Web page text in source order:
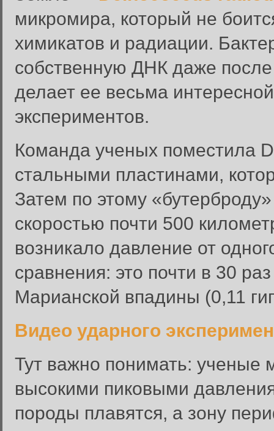
микромира, который не
химикатов и радиации.
собственную ДНК даже
делает ее весьма
экспериментов.
Команда ученых поместила
стальными пластинами,
Затем по этому
скоростью почти 500
возникало давление от
сравнения: это почти в 30
Марианской впадины (0,11
Видео ударного
Тут важно понимать: ученые
высокими пиковыми
породы плавятся, а зону